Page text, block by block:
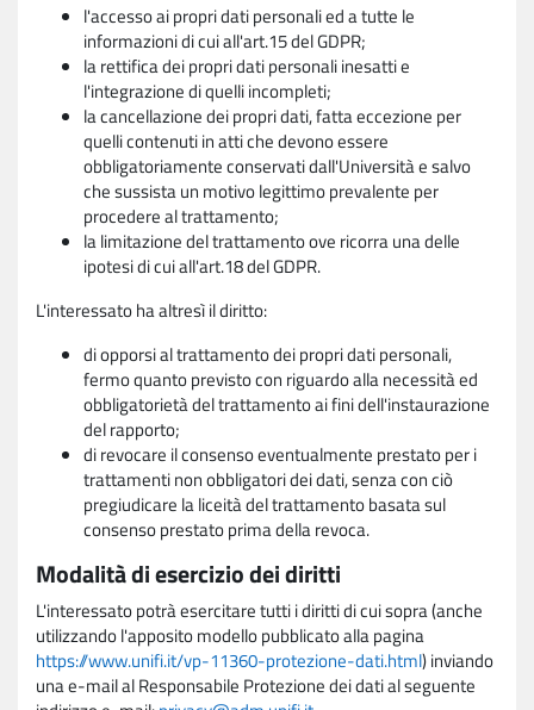
l'accesso ai propri dati personali ed a tutte le
informazioni di cui all'art.15 del GDPR;
la rettifica dei propri dati personali inesatti e
l'integrazione di quelli incompleti;
la cancellazione dei propri dati, fatta eccezione per
quelli contenuti in atti che devono essere
obbligatoriamente conservati dall'Università e salvo
che sussista un motivo legittimo prevalente per
procedere al trattamento;
la limitazione del trattamento ove ricorra una delle
ipotesi di cui all'art.18 del GDPR.
L'interessato ha altresì il diritto:
di opporsi al trattamento dei propri dati personali,
fermo quanto previsto con riguardo alla necessità ed
obbligatorietà del trattamento ai fini dell'instaurazione
del rapporto;
di revocare il consenso eventualmente prestato per i
trattamenti non obbligatori dei dati, senza con ciò
pregiudicare la liceità del trattamento basata sul
consenso prestato prima della revoca.
Modalità di esercizio dei diritti
L'interessato potrà esercitare tutti i diritti di cui sopra (anche
utilizzando l'apposito modello pubblicato alla pagina
https://www.unifi.it/vp-11360-protezione-dati.html) inviando
una e-mail al Responsabile Protezione dei dati al seguente